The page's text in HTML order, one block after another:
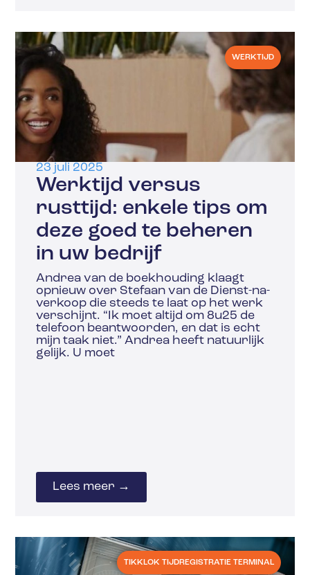
WERKTIJD
23 juli 2025
Werktijd versus
rusttijd: enkele tips om
deze goed te beheren
in uw bedrijf
Andrea van de boekhouding klaagt
opnieuw over Stefaan van de Dienst-na-
verkoop die steeds te laat op het werk
verschijnt. “Ik moet altijd om 8u25 de
telefoon beantwoorden, en dat is echt
mijn taak niet.” Andrea heeft natuurlijk
gelijk. U moet
Lees meer →
TIKKLOK TIJDREGISTRATIE TERMINAL